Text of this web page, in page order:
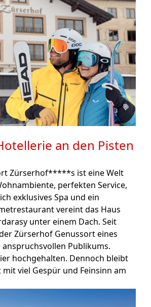
an den Pisten
Zürserhof*****s ist eine Welt
perfekten Service,
exklusives Spa und ein
vereint das Haus
unter einem Dach. Seit
Zürserhof Genussort eines
Publikums.
hochgehalten. Dennoch bleibt
viel Gespür und Feinsinn am